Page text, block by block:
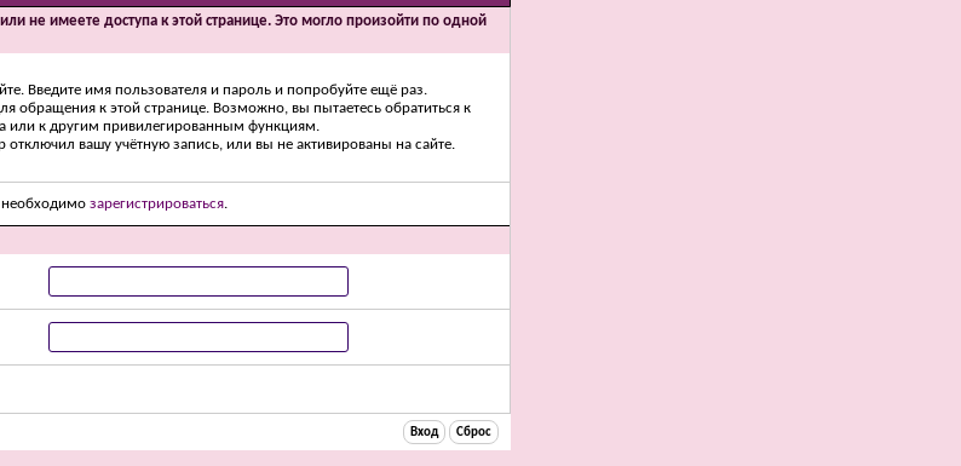
не имеете доступа к этой странице. Это могло произойти по одной
Введите имя пользователя и пароль и попробуйте ещё раз.
обращения к этой странице. Возможно, вы пытаетесь обратиться к
или к другим привилегированным функциям.
вашу учётную запись, или вы не активированы на сайте.
необходимо зарегистрироваться.